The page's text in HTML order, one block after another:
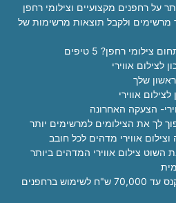
מרשימים ולקבל תוצאות מרשימות של
רחפן? 5 טיפים
לצילום אווירי
שלך
הצעקה האחרונה
אווירי מדהים לכל חובב
משרד התקשורת קבע קנס עד 70,000 ש"ח לשימוש ברחפנים